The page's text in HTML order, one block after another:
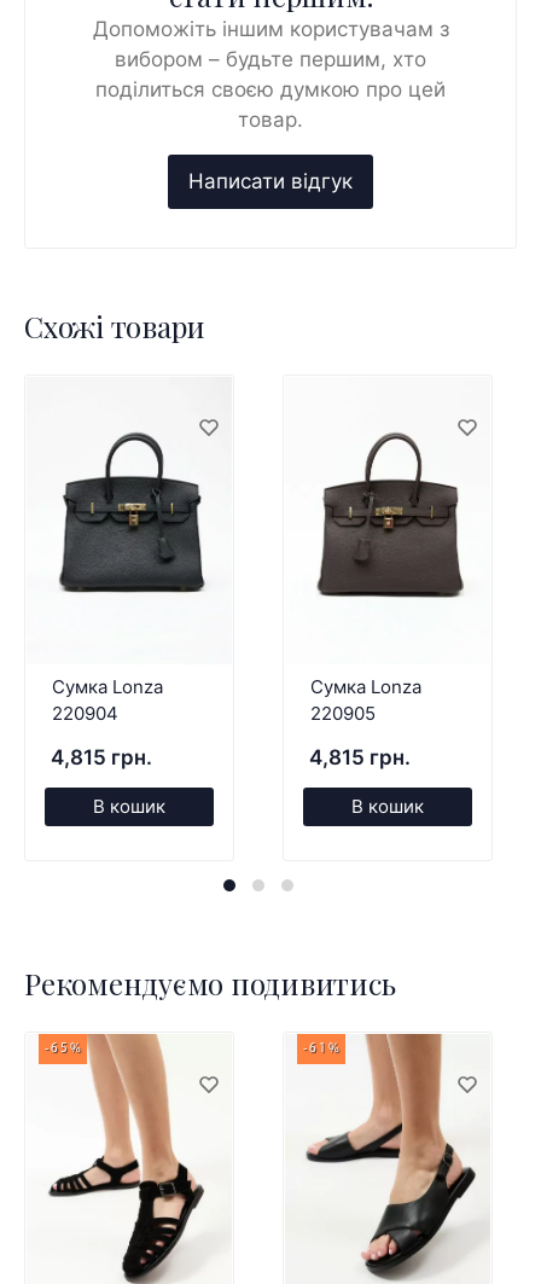
Допоможіть іншим користувачам з
вибором – будьте першим, хто
поділиться своєю думкою про цей
товар.
Схожі товари
Сумка Lonza
220904
4,815 грн.
В кошик
Сумка Lonza
220905
4,815 грн.
В кошик
Рекомендуємо подивитись
-65% -61%